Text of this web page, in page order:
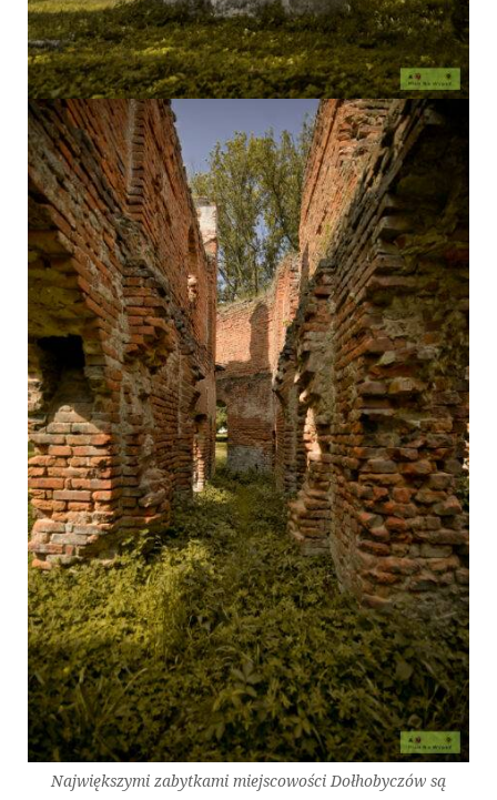
Największymi zabytkami miejscowości Dołhobyczów są